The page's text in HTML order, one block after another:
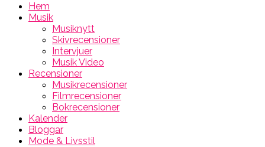
Hem
Musik
Musiknytt
Skivrecensioner
Intervjuer
Musik Video
Recensioner
Musikrecensioner
Filmrecensioner
Bokrecensioner
Kalender
Bloggar
Mode & Livsstil